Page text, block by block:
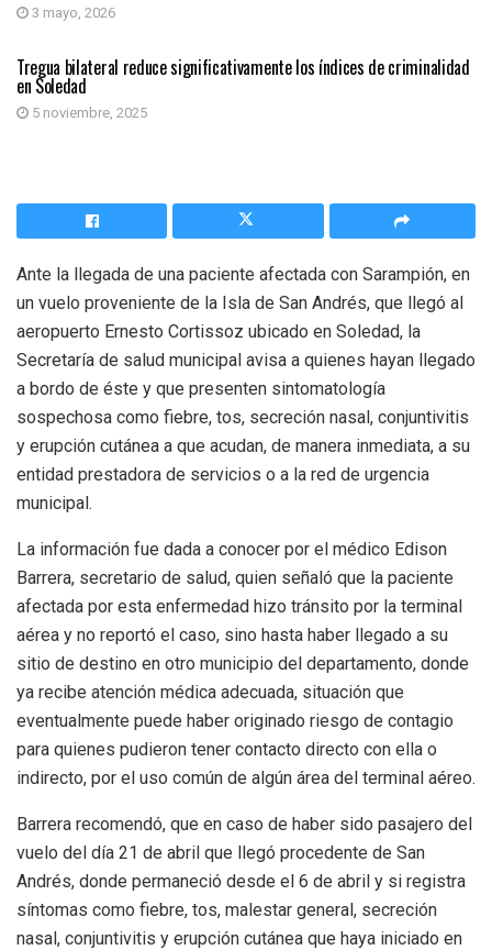
3 mayo, 2026
SOLEDAD
Tregua bilateral reduce significativamente los índices de criminalidad
en Soledad
5 noviembre, 2025
Ante la llegada de una paciente afectada con Sarampión, en
un vuelo proveniente de la Isla de San Andrés, que llegó al
aeropuerto Ernesto Cortissoz ubicado en Soledad, la
Secretaría de salud municipal avisa a quienes hayan llegado
a bordo de éste y que presenten sintomatología
sospechosa como fiebre, tos, secreción nasal, conjuntivitis
y erupción cutánea a que acudan, de manera inmediata, a su
entidad prestadora de servicios o a la red de urgencia
municipal.
La información fue dada a conocer por el médico Edison
Barrera, secretario de salud, quien señaló que la paciente
afectada por esta enfermedad hizo tránsito por la terminal
aérea y no reportó el caso, sino hasta haber llegado a su
sitio de destino en otro municipio del departamento, donde
ya recibe atención médica adecuada, situación que
eventualmente puede haber originado riesgo de contagio
para quienes pudieron tener contacto directo con ella o
indirecto, por el uso común de algún área del terminal aéreo.
Barrera recomendó, que en caso de haber sido pasajero del
vuelo del día 21 de abril que llegó procedente de San
Andrés, donde permaneció desde el 6 de abril y si registra
síntomas como fiebre, tos, malestar general, secreción
nasal, conjuntivitis y erupción cutánea que haya iniciado en